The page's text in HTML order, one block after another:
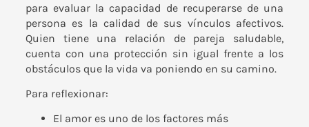
para evaluar la capacidad de recuperarse de una
persona es la calidad de sus vínculos afectivos.
Quien tiene una relación de pareja saludable,
cuenta con una protección sin igual frente a los
obstáculos que la vida va poniendo en su camino.
Para reflexionar:
El amor es uno de los factores más